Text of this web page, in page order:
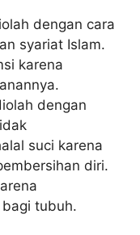
dengan cara
syariat Islam.
karena
dengan
suci karena
diri.
tubuh.